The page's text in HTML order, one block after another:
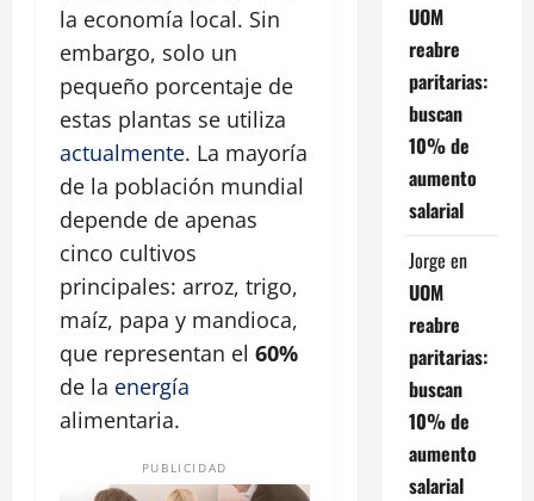
la economía local. Sin
embargo, solo un
pequeño porcentaje de
estas plantas se utiliza
actualmente. La mayoría
de la población mundial
depende de apenas
cinco cultivos
principales: arroz, trigo,
maíz, papa y mandioca,
que representan el 60%
de la energía
alimentaria.
PUBLICIDAD
UOM
reabre
paritarias:
buscan
10% de
aumento
salarial
Jorge en
UOM
reabre
paritarias:
buscan
10% de
aumento
salarial